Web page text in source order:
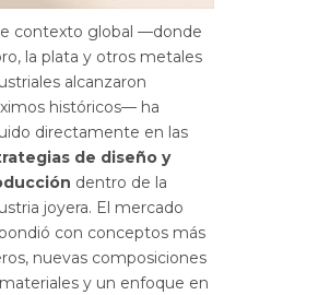
contexto global —donde
la plata y otros metales
alcanzaron
históricos— ha
directamente en las
de diseño y
dentro de la
joyera. El mercado
con conceptos más
nuevas composiciones
y un enfoque en